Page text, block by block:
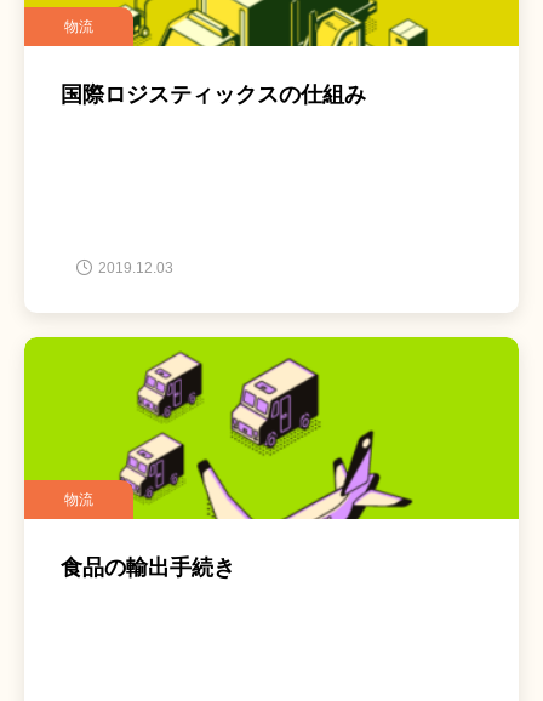
物流
国際ロジスティックスの仕組み
2019.12.03
物流
食品の輸出手続き